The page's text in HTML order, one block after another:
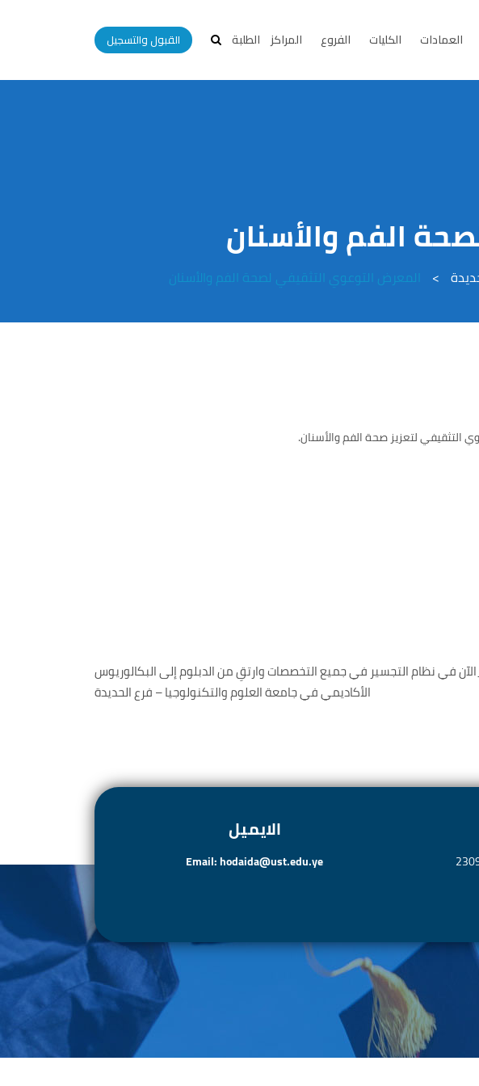
العمادات الكليات الفروع المراكز الطلبة القبول والتسجيل
الفم والأسنان
> المعرض التوعوي التثقيفي لصحة الفم والأسنان
لتعزيز صحة الفم والأسنان.
في نظام التجسير في جميع التخصصات وارتقِ من الدبلوم إلى البكالوريوس
الأكاديمي في جامعة العلوم والتكنولوجيا – فرع الحديدة
الايميل
Email: hodaida@ust.edu.ye